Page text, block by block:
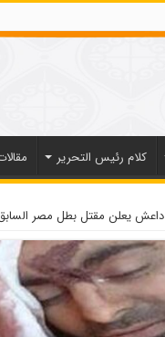
كلام رئيس التحرير
داعش يعلن مقتل بطل مصر